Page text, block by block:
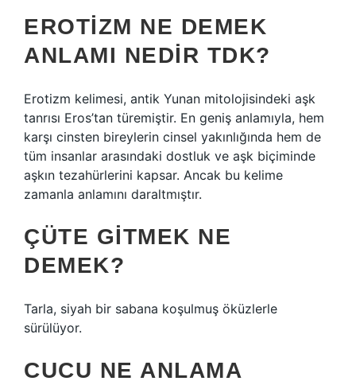
EROTIZM NE DEMEK
ANLAMI NEDIR TDK?
Erotizm kelimesi, antik Yunan mitolojisindeki aşk
tanrısı Eros’tan türemiştir. En geniş anlamıyla, hem
karşı cinsten bireylerin cinsel yakınlığında hem de
tüm insanlar arasındaki dostluk ve aşk biçiminde
aşkın tezahürlerini kapsar. Ancak bu kelime
zamanla anlamını daraltmıştır.
ÇÜTE GITMEK NE
DEMEK?
Tarla, siyah bir sabana koşulmuş öküzlerle
sürülüyor.
CUCU NE ANLAMA